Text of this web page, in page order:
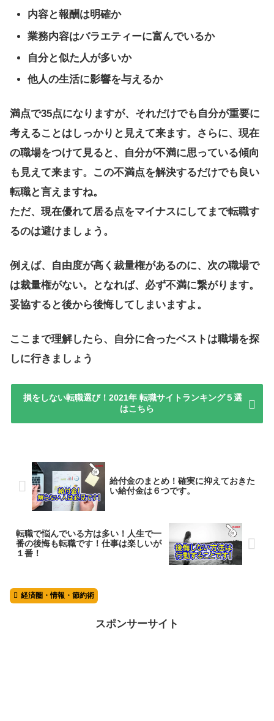
内容と報酬は明確か
業務内容はバラエティーに富んでいるか
自分と似た人が多いか
他人の生活に影響を与えるか
満点で35点になりますが、それだけでも自分が重要に
考えることはしっかりと見えて来ます。さらに、現在
の職場をつけて見ると、自分が不満に思っている傾向
も見えて来ます。この不満点を解決するだけでも良い
転職と言えますね。
ただ、現在優れて居る点をマイナスにしてまで転職す
るのは避けましょう。
例えば、自由度が高く裁量権があるのに、次の職場で
は裁量権がない。となれば、必ず不満に繋がります。
妥協すると後から後悔してしまいますよ。
ここまで理解したら、自分に合ったベストは職場を探
しに行きましょう
損をしない転職選び！2021年 転職サイトランキング５選
はこちら
給付金のまとめ！確実に抑えておきた
い給付金は６つです。
転職で悩んでいる方は多い！人生で一
番の後悔も転職です！仕事は楽しいが
１番！
経済圏・情報・節約術
スポンサーサイト